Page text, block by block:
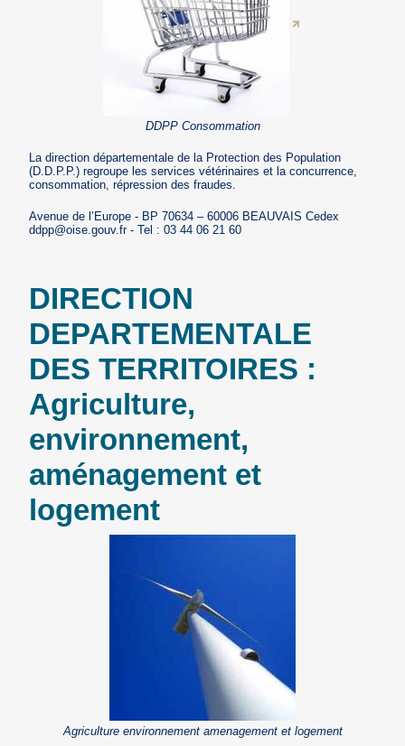
DDPP Consommation
La direction départementale de la Protection des Population
(D.D.P.P.) regroupe les services vétérinaires et la concurrence,
consommation, répression des fraudes.
Avenue de l’Europe - BP 70634 – 60006 BEAUVAIS Cedex
ddpp@oise.gouv.fr - Tel : 03 44 06 21 60
DIRECTION
DEPARTEMENTALE
DES TERRITOIRES :
Agriculture,
environnement,
aménagement et
logement
Agriculture environnement amenagement et logement